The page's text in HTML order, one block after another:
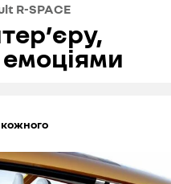
R-SPACE
кожного